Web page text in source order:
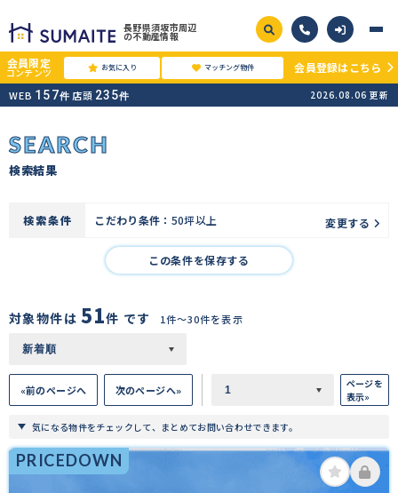
長野県須坂市周辺
の不動産情報
会員限定
コンテンツ お気に入り マッチング物件 会員登録はこちら
WEB 157件 店頭 235件 2026.08.06 更新
SEARCH
検索結果
検索条件 こだわり条件： 50坪以上 変更する
この条件を保存する
対象物件は51件 です 1件〜30件を表示
«前のページへ 次のページへ»
ページを
表示»
気になる物件をチェックして、まとめてお問い合わせできます。
PRICEDOWN